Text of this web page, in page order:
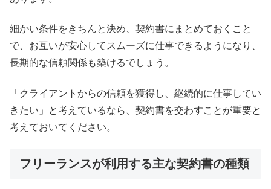
細かい条件をきちんと決め、契約書にまとめておくこと
で、お互いが安心してスムーズに仕事できるようになり、
長期的な信頼関係も築けるでしょう。
「クライアントからの信頼を獲得し、継続的に仕事してい
きたい」と考えているなら、契約書を交わすことが重要と
考えておいてください。
フリーランスが利用する主な契約書の種類